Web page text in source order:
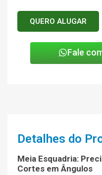
QUERO ALUGAR
Fale
Detalhes do
Meia Esquadria:
Cortes em Ângulos